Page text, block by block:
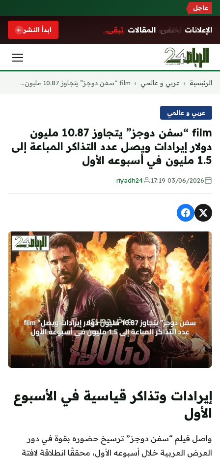
عاجل
الإعلانات تختفي. المقالات تبقى. ابدأ النشر
التجاوز
الرئيسية › عربي و عالمي › film “سفن دوجز” يتجاوز 10.87 مليون...
عربي و عالمي
film “سفن دوجز” يتجاوز 10.87 مليون
دولار إيرادات ويصل عدد التذاكر المباعة إلى
1.5 مليون في أسبوعه الأول
03/06/2026 17:19
riyadh24
إيرادات وتذاكر قياسية في الأسبوع
الأول
واصل فيلم “سفن دوجز” ترسيخ حضوره بقوة في دور
العرض العربية خلال أسبوعه الأول، محققًا انطلاقة لافتة